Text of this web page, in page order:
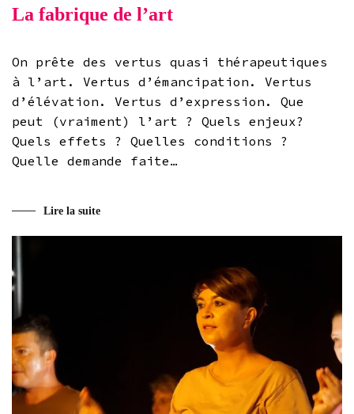
La fabrique de l’art
On prête des vertus quasi thérapeutiques
à l’art. Vertus d’émancipation. Vertus
d’élévation. Vertus d’expression. Que
peut (vraiment) l’art ? Quels enjeux?
Quels effets ? Quelles conditions ?
Quelle demande faite…
Lire la suite